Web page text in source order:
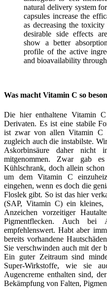
natural delivery system
capsules increase the
as decreasing the
desirable side effects
show a better
profile of the active
and bioavailability
Was macht Vitamin C so
Die hier enthaltene Vitamin
Derivaten. Es ist eine stabile
ist zwar von allen Vitamin C
zugleich auch die instabilste.
Askorbinsäure daher nicht
mitgenommen. Zwar gab
Kühlschrank, doch allein
um dem Vitamin C
eingehen, wenn es doch die
Floslek gibt. So ist das hier
(SAP, Vitamin C) ein kleines,
Anzeichen vorzeitiger
Pigmentflecken. Auch
empfehlenswert. Habt aber
bereits vorhandene
Sie verschwinden auch mit der
Ein guter Zeitraum sind
Super-Wirkstoffe, wie sie
Augencreme enthalten sind,
Bekämpfung von Falten,